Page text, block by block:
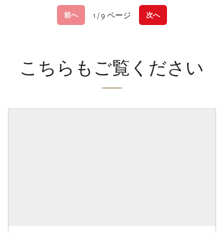
前へ 1 / 9 ページ 次へ
こちらもご覧ください